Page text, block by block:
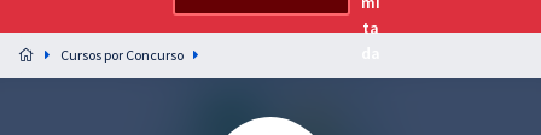
Preparação completa e intensiva para as principais
residências em saúde do Brasil
Cursos por Concurso